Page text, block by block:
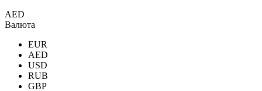
AED
Валюта
EUR
AED
USD
RUB
GBP